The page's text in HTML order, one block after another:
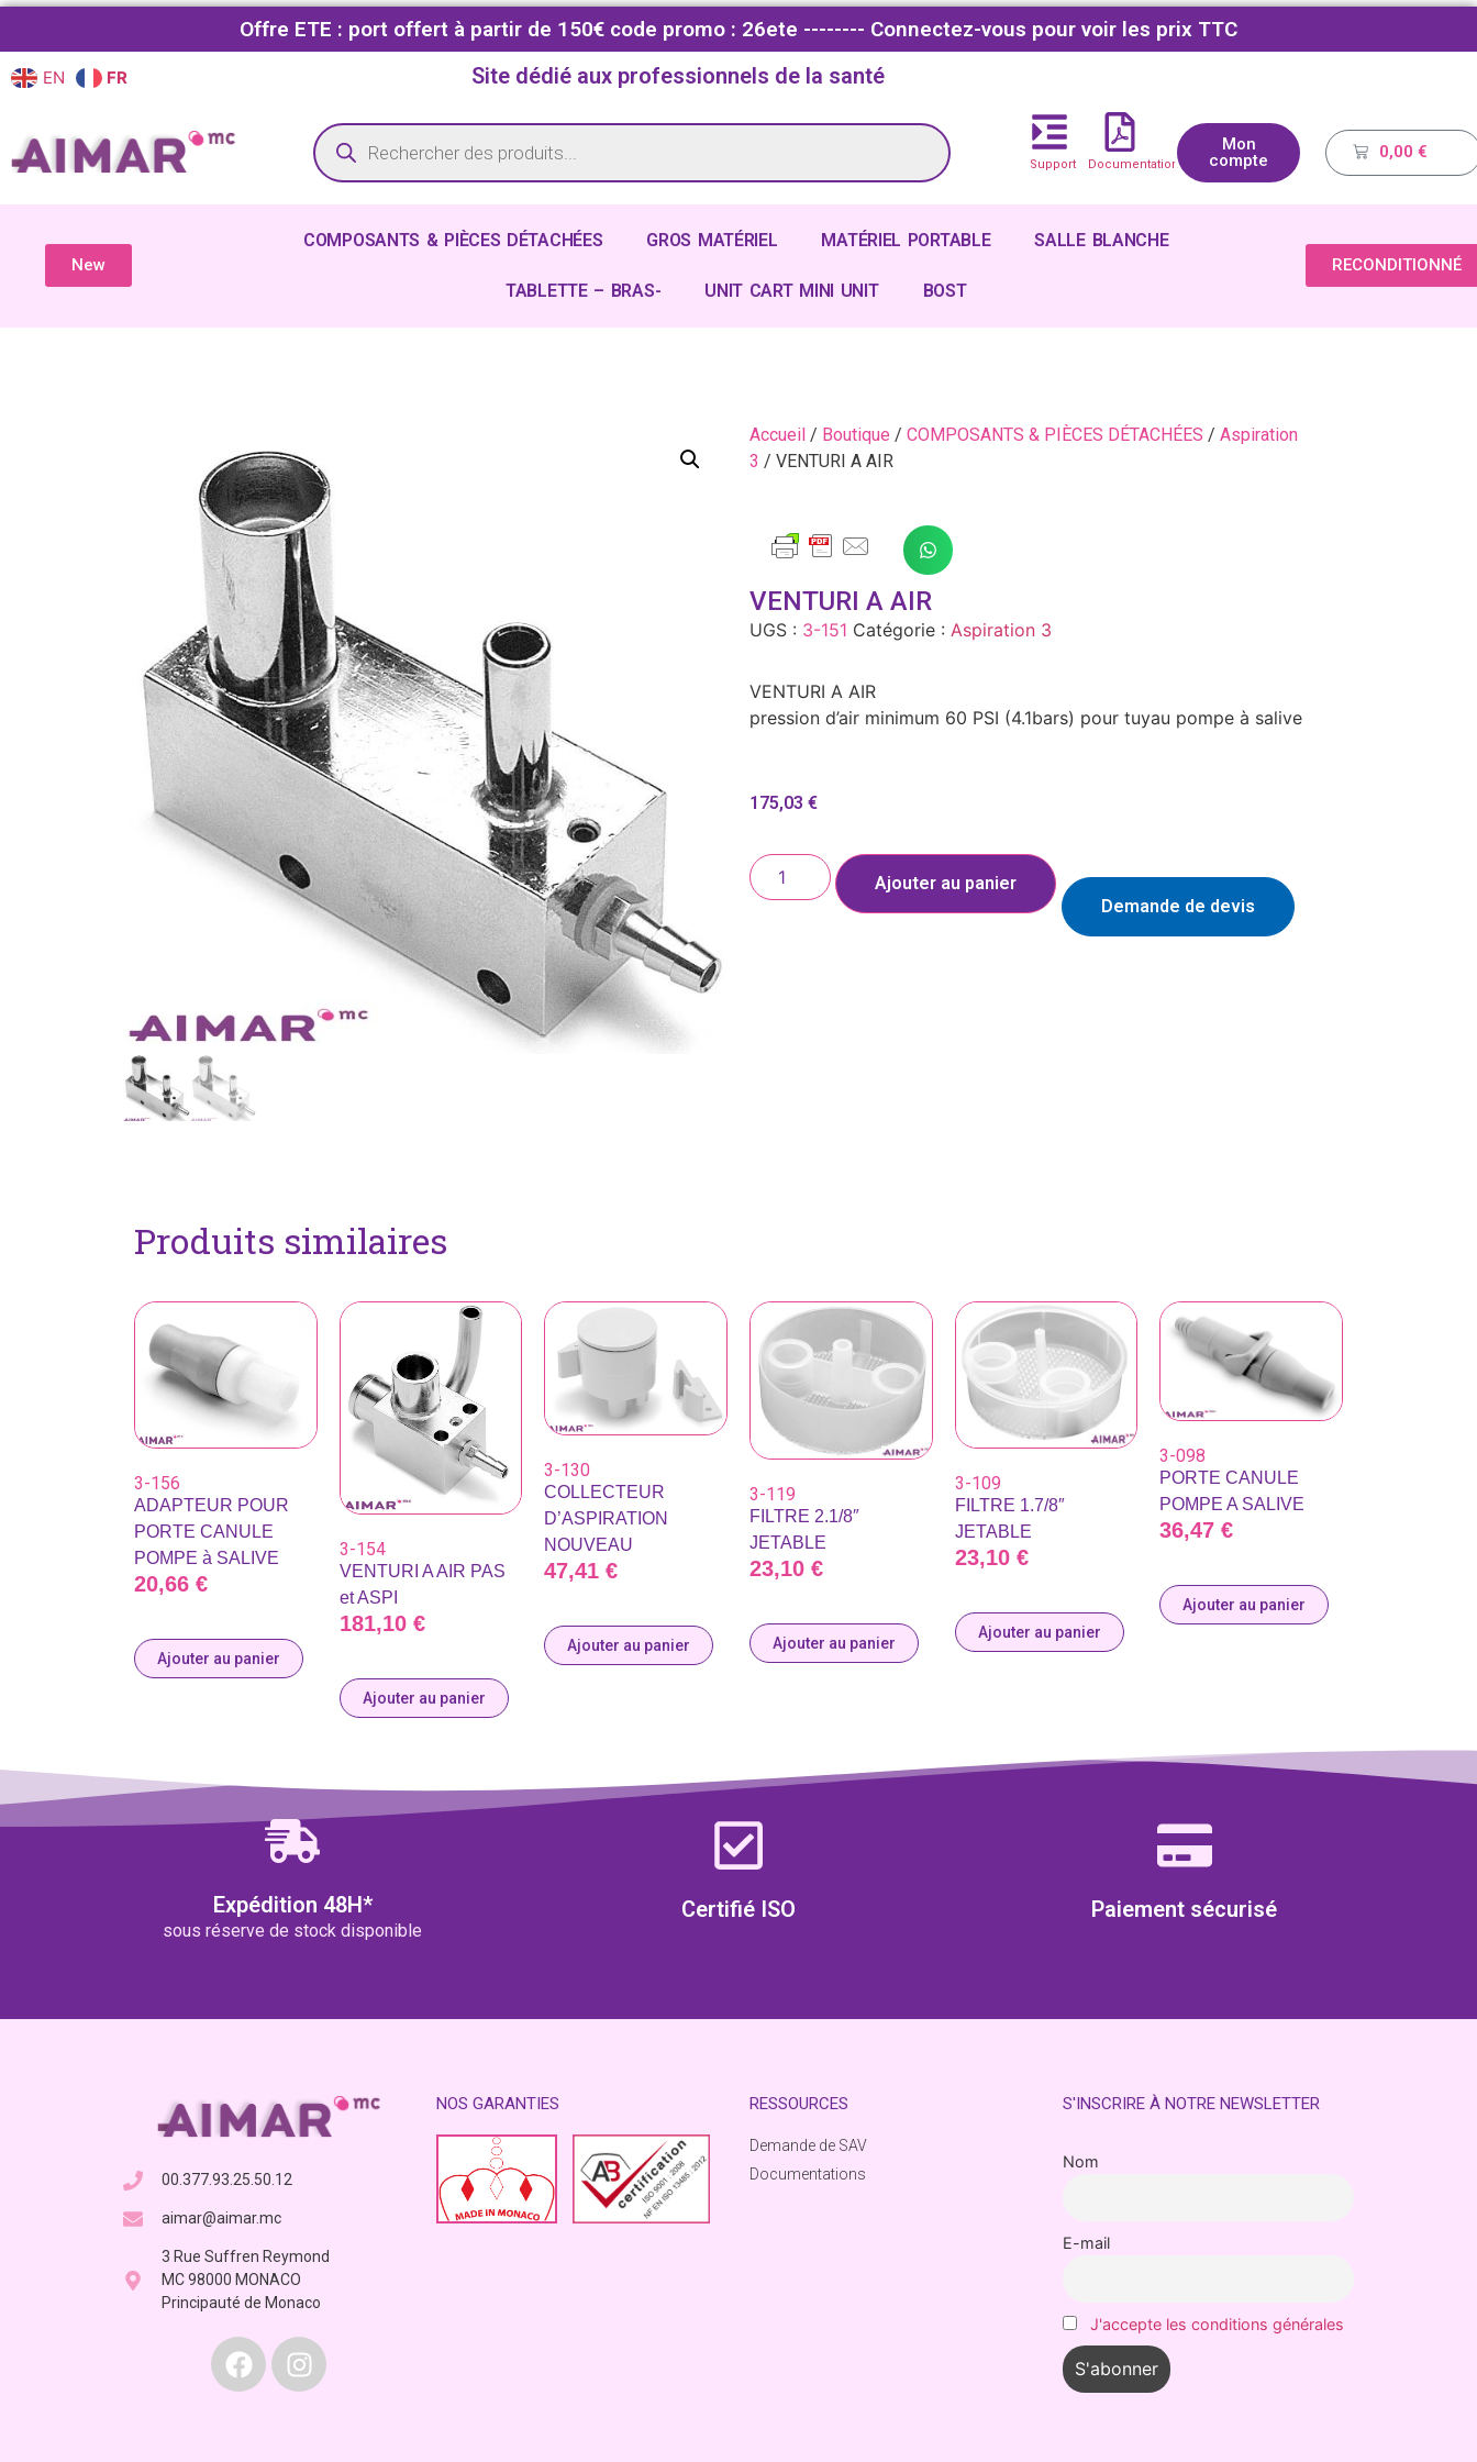
Offre ETE : port offert à partir de 150€ code promo : 26ete -------- Connectez-vous pour voir les prix TTC
EN FR Site dédié aux professionnels de la santé
Support Documentations
Mon
compte
0,00 €
New
COMPOSANTS & PIÈCES DÉTACHÉES GROS MATÉRIEL MATÉRIEL PORTABLE SALLE BLANCHE
TABLETTE – BRAS- UNIT CART MINI UNIT BOST
RECONDITIONNÉ
Accueil / Boutique / COMPOSANTS & PIÈCES DÉTACHÉES / Aspiration
3 / VENTURI A AIR
VENTURI A AIR
UGS : 3-151 Catégorie : Aspiration 3
VENTURI A AIR
pression d’air minimum 60 PSI (4.1bars) pour tuyau pompe à salive
175,03 €
Ajouter au panier
Demande de devis
Produits similaires
3-156
ADAPTEUR POUR
PORTE CANULE
POMPE à SALIVE
20,66 €
Ajouter au panier
3-154
VENTURI A AIR PAS
et ASPI
181,10 €
Ajouter au panier
3-130
COLLECTEUR
D’ASPIRATION
NOUVEAU
47,41€
Ajouter au panier
3-119
FILTRE 2.1/8″
JETABLE
23,10 €
Ajouter au panier
3-109
FILTRE 1.7/8″
JETABLE
23,10 €
Ajouter au panier
3-098
PORTE CANULE
POMPE A SALIVE
36,47€
Ajouter au panier
Expédition 48H*
sous réserve de stock disponible
Certifié ISO Paiement sécurisé
00.377.93.25.50.12
aimar@aimar.mc
3 Rue Suffren Reymond
MC 98000 MONACO
Principauté de Monaco
NOS GARANTIES RESSOURCES
Demande de SAV
Documentations
S'INSCRIRE À NOTRE NEWSLETTER
Nom
E-mail
J'accepte les conditions générales